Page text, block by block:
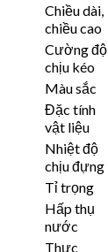
Chiều dài,
chiều cao
Cường độ
chịu kéo
Màu sắc
Đặc tính
vật liệu
Nhiệt độ
chịu đựng
Tỉ trọng
Hấp thụ
nước
Thực